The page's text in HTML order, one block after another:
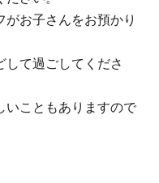
がお子さんをお預かり
して過ごしてくださ
こともありますので